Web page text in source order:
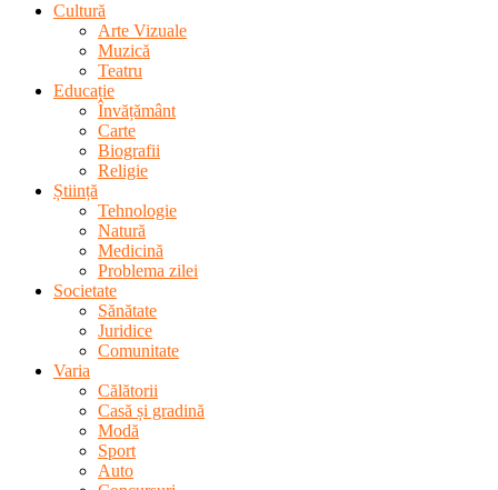
Cultură
Arte Vizuale
Muzică
Teatru
Educație
Învățământ
Carte
Biografii
Religie
Știință
Tehnologie
Natură
Medicină
Problema zilei
Societate
Sănătate
Juridice
Comunitate
Varia
Călătorii
Casă și gradină
Modă
Sport
Auto